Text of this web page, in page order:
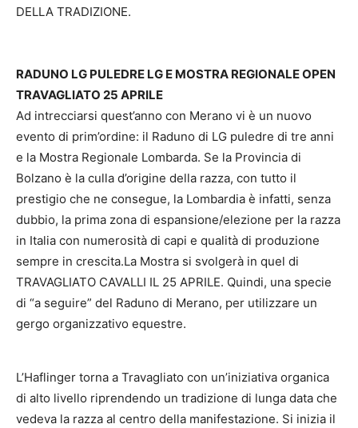
DELLA TRADIZIONE.
RADUNO LG PULEDRE LG E MOSTRA REGIONALE OPEN
TRAVAGLIATO 25 APRILE
Ad intrecciarsi quest’anno con Merano vi è un nuovo
evento di prim’ordine: il Raduno di LG puledre di tre anni
e la Mostra Regionale Lombarda. Se la Provincia di
Bolzano è la culla d’origine della razza, con tutto il
prestigio che ne consegue, la Lombardia è infatti, senza
dubbio, la prima zona di espansione/elezione per la razza
in Italia con numerosità di capi e qualità di produzione
sempre in crescita.La Mostra si svolgerà in quel di
TRAVAGLIATO CAVALLI IL 25 APRILE. Quindi, una specie
di “a seguire” del Raduno di Merano, per utilizzare un
gergo organizzativo equestre.
L’Haflinger torna a Travagliato con un’iniziativa organica
di alto livello riprendendo un tradizione di lunga data che
vedeva la razza al centro della manifestazione. Si inizia il